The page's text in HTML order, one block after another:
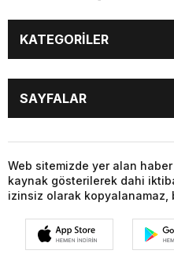
KATEGORİLER
GÜNDEM
SİYASET
SPOR
SAĞLIK
YAŞAM
KÜLTÜR SANAT
FOTO GALERİ
SAYFALAR
CANLI SONUÇLAR
FİKSTÜR
FİRMA REHBERİ
HABER GÖNDER
HİSSELER
Web sitemizde yer alan
kaynak gösterilerek dahi
izinsiz olarak kopyalanamaz,